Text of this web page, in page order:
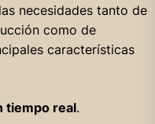
necesidades tanto de
como de
características
tiempo real.